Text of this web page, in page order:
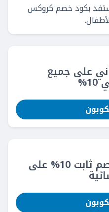
بكود خصم كروكس
على جميع
كود خصم كروكس: خصم ثابت 10% على